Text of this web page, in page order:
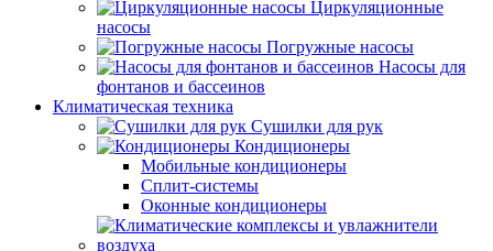
Циркуляционные
насосы
Погружные насосы
Насосы для
фонтанов и бассеинов
Климатическая техника
Сушилки для рук
Кондиционеры
Мобильные кондиционеры
Сплит-системы
Оконные кондиционеры